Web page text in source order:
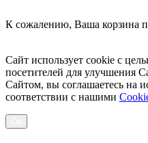
К сожалению, Ваша корзина
Сайт использует cookie с
посетителей для улучшения
Сайтом, вы соглашаетесь на
соответствии с нашими